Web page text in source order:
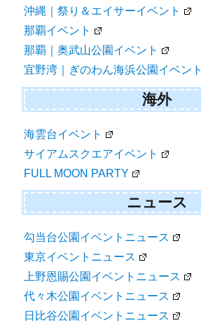
沖縄｜祭り＆エイサーイベント
那覇イベント
那覇｜奥武山公園イベント
宜野湾｜ぎのわん海浜公園イベント
海外
海雲台イベント
サイアムスクエアイベント
FULL MOON PARTY
ニュース
勾当台公園イベントニュース
東京イベントニュース
上野恩賜公園イベントニュース
代々木公園イベントニュース
日比谷公園イベントニュース